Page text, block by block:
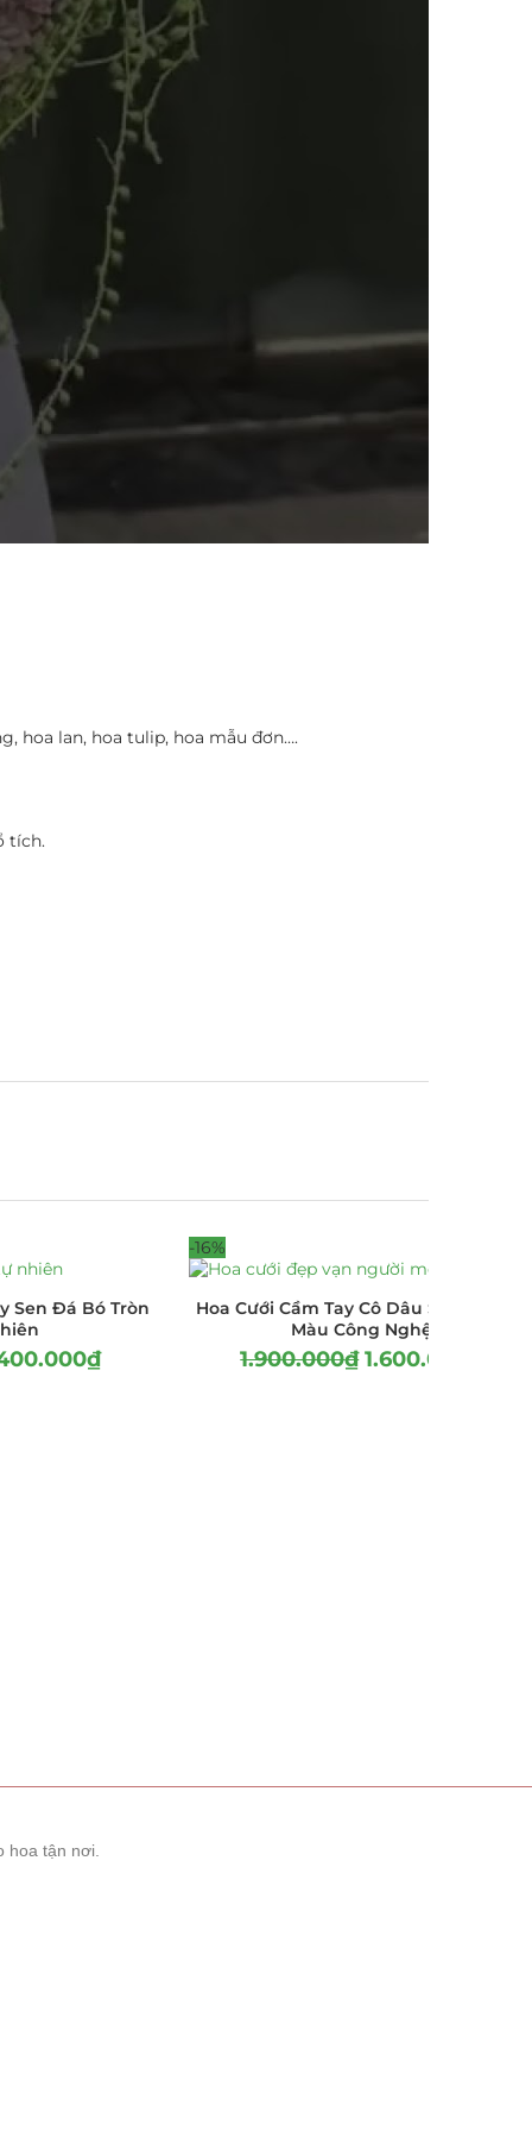
hoa lan, hoa tulip, hoa mẫu đơn….
tích.
Sen Đá Bó Tròn
₫
-16%
Hoa Cưới Cầm Tay Cô Dâu Sen Đá Lên
Màu Công Nghệ
1.900.000₫ 1.600.000
hoa tận nơi.